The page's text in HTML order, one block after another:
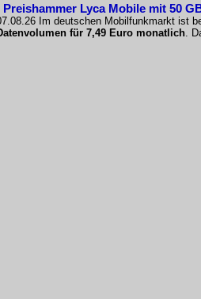
Preishammer Lyca Mobile mit 50
Im deutschen Mobilfunkmarkt ist
für 7,49 Euro monatlich.